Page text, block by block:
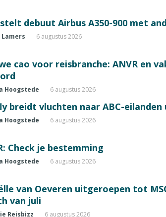
debuut Airbus A350-900 met
Lamers 6 augustus 2026
cao voor reisbranche: ANVR en
Hoogstede 6 augustus 2026
breidt vluchten naar ABC-eilanden
Hoogstede 6 augustus 2026
Check je bestemming
Hoogstede 6 augustus 2026
van Oeveren uitgeroepen tot
van juli
Reisbizz 6 augustus 2026